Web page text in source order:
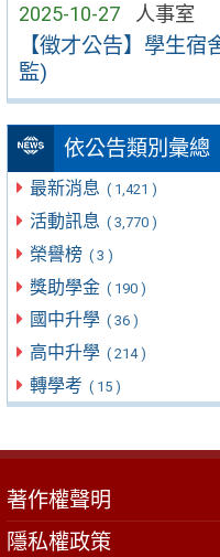
2025-10-27 人事室
【徵才公告】學生
監)
依公告類別彙總
最新消息 ( 1,421 )
活動訊息 ( 3,770 )
榮譽榜 ( 3 )
獎助學金 ( 190 )
國中升學 ( 36 )
高中升學 ( 214 )
轉學考 ( 15 )
著作權聲明
隱私權政策